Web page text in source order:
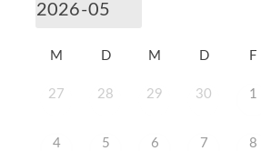
M D M D F
27 28 29 30 1
4 5 6 7 8